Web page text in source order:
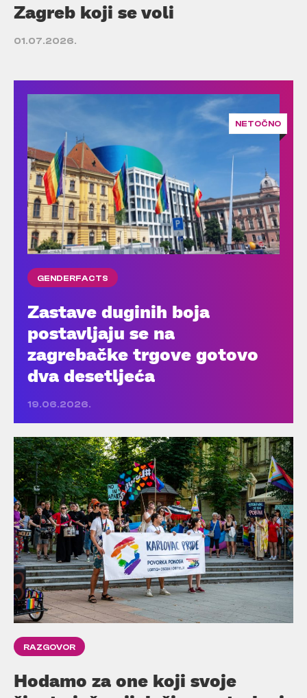
Zagreb koji se voli
01.07.2026.
NETOČNO
GENDERFACTS
Zastave duginih boja
postavljaju se na
zagrebačke trgove gotovo
dva desetljeća
19.06.2026.
RAZGOVOR
Hodamo za one koji svoje